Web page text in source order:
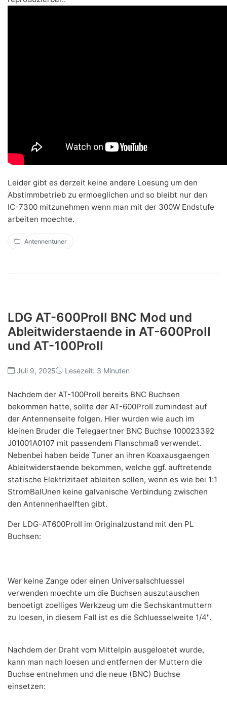
Leider gibt es derzeit keine andere Loesung um den
Abstimmbetrieb zu ermoeglichen und so bleibt nur den
IC-7300 mitzunehmen wenn man mit der 300W Endstufe
arbeiten moechte.
Antennentuner
LDG AT-600ProII BNC Mod und
Ableitwiderstaende in AT-600ProII
und AT-100ProII
Juli 9, 2025 Lesezeit: 3 Minuten
Nachdem der AT-100ProII bereits BNC Buchsen
bekommen hatte, sollte der AT-600ProII zumindest auf
der Antennenseite folgen. Hier wurden wie auch im
kleinen Bruder die Telegaertner BNC Buchse 100023392
J01001A0107 mit passendem Flanschmaß verwendet.
Nebenbei haben beide Tuner an ihren Koaxausgaengen
Ableitwiderstaende bekommen, welche ggf. auftretende
statische Elektrizitaet ableiten sollen, wenn es wie bei 1:1
StromBalUnen keine galvanische Verbindung zwischen
den Antennenhaelften gibt.
Der LDG-AT600ProII im Originalzustand mit den PL
Buchsen:
Wer keine Zange oder einen Universalschluessel
verwenden moechte um die Buchsen auszutauschen
benoetigt zoelliges Werkzeug um die Sechskantmuttern
zu loesen, in diesem Fall ist es die Schluesselweite 1/4".
Nachdem der Draht vom Mittelpin ausgeloetet wurde,
kann man nach loesen und entfernen der Muttern die
Buchse entnehmen und die neue (BNC) Buchse
einsetzen: